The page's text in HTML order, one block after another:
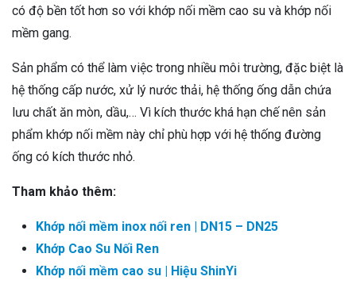
có độ bền tốt hơn so với khớp nối mềm cao su và khớp nối
mềm gang.
Sản phẩm có thể làm việc trong nhiều môi trường, đặc biệt là
hệ thống cấp nước, xử lý nước thải, hệ thống ống dẫn chứa
lưu chất ăn mòn, dầu,… Vì kích thước khá hạn chế nên sản
phẩm khớp nối mềm này chỉ phù hợp với hệ thống đường
ống có kích thước nhỏ.
Tham khảo thêm:
Khớp nối mềm inox nối ren | DN15 – DN25
Khớp Cao Su Nối Ren
Khớp nối mềm cao su | Hiệu ShinYi